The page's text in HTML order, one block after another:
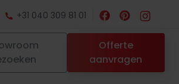
+31 040 309 81 01
Offerte
aanvragen